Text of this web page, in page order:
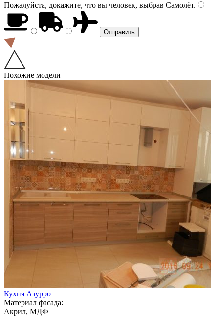
Пожалуйста, докажите, что вы человек, выбрав Самолёт.
Похожие модели
Кухня Азурро
Материал фасада:
Акрил, МДФ